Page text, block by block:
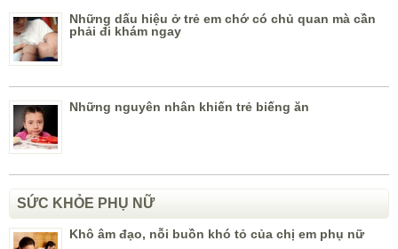
Những dấu hiệu ở trẻ em chớ có chủ quan mà cần
phải đi khám ngay
Những nguyên nhân khiến trẻ biếng ăn
SỨC KHỎE PHỤ NỮ
Khô âm đạo, nỗi buồn khó tỏ của chị em phụ nữ